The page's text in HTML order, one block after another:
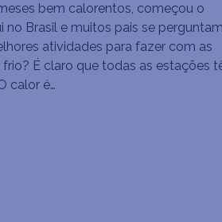
o
inverno
–
bem calorentos, começou o
no Brasil e muitos pais se
atividades para fazer com as
frio? É claro que todas as estações
calor é…